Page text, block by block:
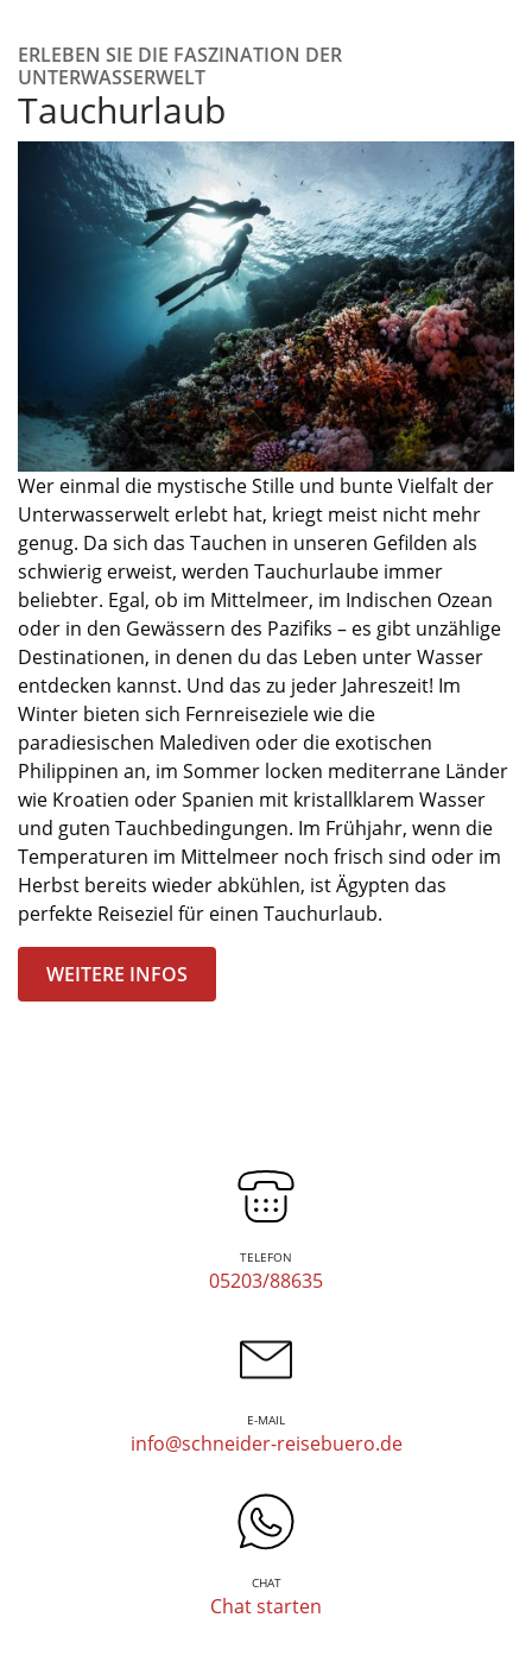
ERLEBEN SIE DIE FASZINATION DER
UNTERWASSERWELT
Tauchurlaub
Wer einmal die mystische Stille und bunte Vielfalt der
Unterwasserwelt erlebt hat, kriegt meist nicht mehr
genug. Da sich das Tauchen in unseren Gefilden als
schwierig erweist, werden Tauchurlaube immer
beliebter. Egal, ob im Mittelmeer, im Indischen Ozean
oder in den Gewässern des Pazifiks – es gibt unzählige
Destinationen, in denen du das Leben unter Wasser
entdecken kannst. Und das zu jeder Jahreszeit! Im
Winter bieten sich Fernreiseziele wie die
paradiesischen Malediven oder die exotischen
Philippinen an, im Sommer locken mediterrane Länder
wie Kroatien oder Spanien mit kristallklarem Wasser
und guten Tauchbedingungen. Im Frühjahr, wenn die
Temperaturen im Mittelmeer noch frisch sind oder im
Herbst bereits wieder abkühlen, ist Ägypten das
perfekte Reiseziel für einen Tauchurlaub.
WEITERE INFOS
TELEFON
05203/88635
E-MAIL
info@schneider-reisebuero.de
CHAT
Chat starten